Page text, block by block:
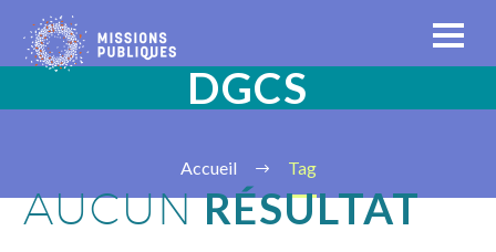
DGCS
Accueil Tag
AUCUNRÉSULTAT